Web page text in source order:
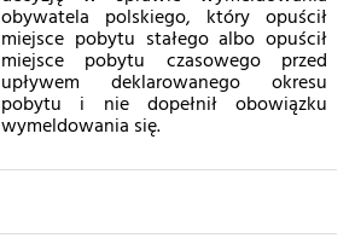
obywatela polskiego, który opuścił
miejsce pobytu stałego albo opuścił
miejsce pobytu czasowego przed
upływem deklarowanego okresu
pobytu i nie dopełnił obowiązku
wymeldowania się.